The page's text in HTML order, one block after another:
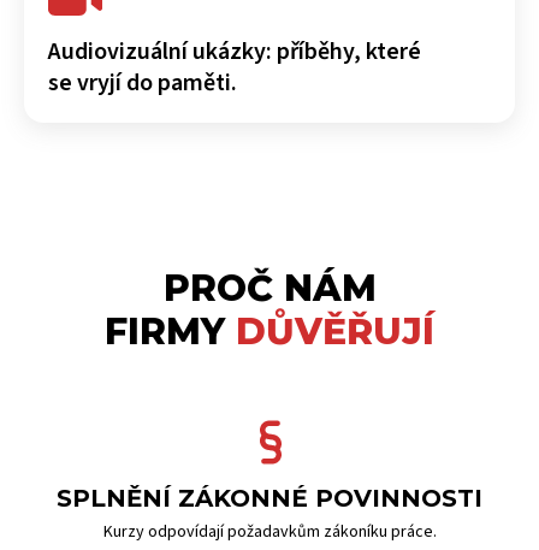
Audiovizuální ukázky: příběhy, které
se vryjí do paměti.
PROČ NÁM
FIRMYDŮVĚŘUJÍ
SPLNĚNÍ ZÁKONNÉ POVINNOSTI
Kurzy odpovídají požadavkům zákoníku práce.